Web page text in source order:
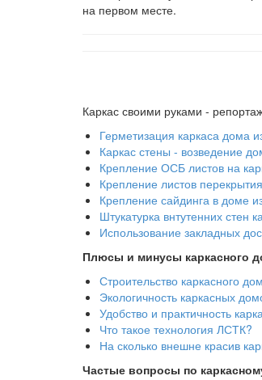
на первом месте.
Каркас своими руками -
Герметизация каркаса дома
Каркас стены - возведение
Крепление ОСБ листов на
Крепление листов
Крепление сайдинга в доме
Штукатурка внтутенних стен
Использование закладных
Плюсы и минусы каркасного
Строительство каркасного
Экологичность каркасных
Удобство и практичность
Что такое технология ЛСТК?
На сколько внешне красив
Частые вопросы по